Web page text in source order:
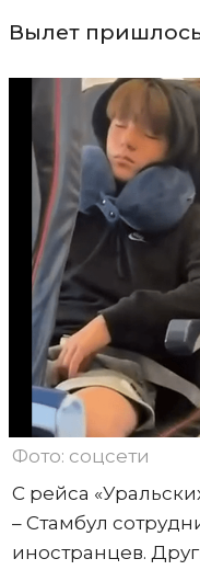
Вылет
Фото: соцсети
С рейса
– Стамбул
иностранцев.